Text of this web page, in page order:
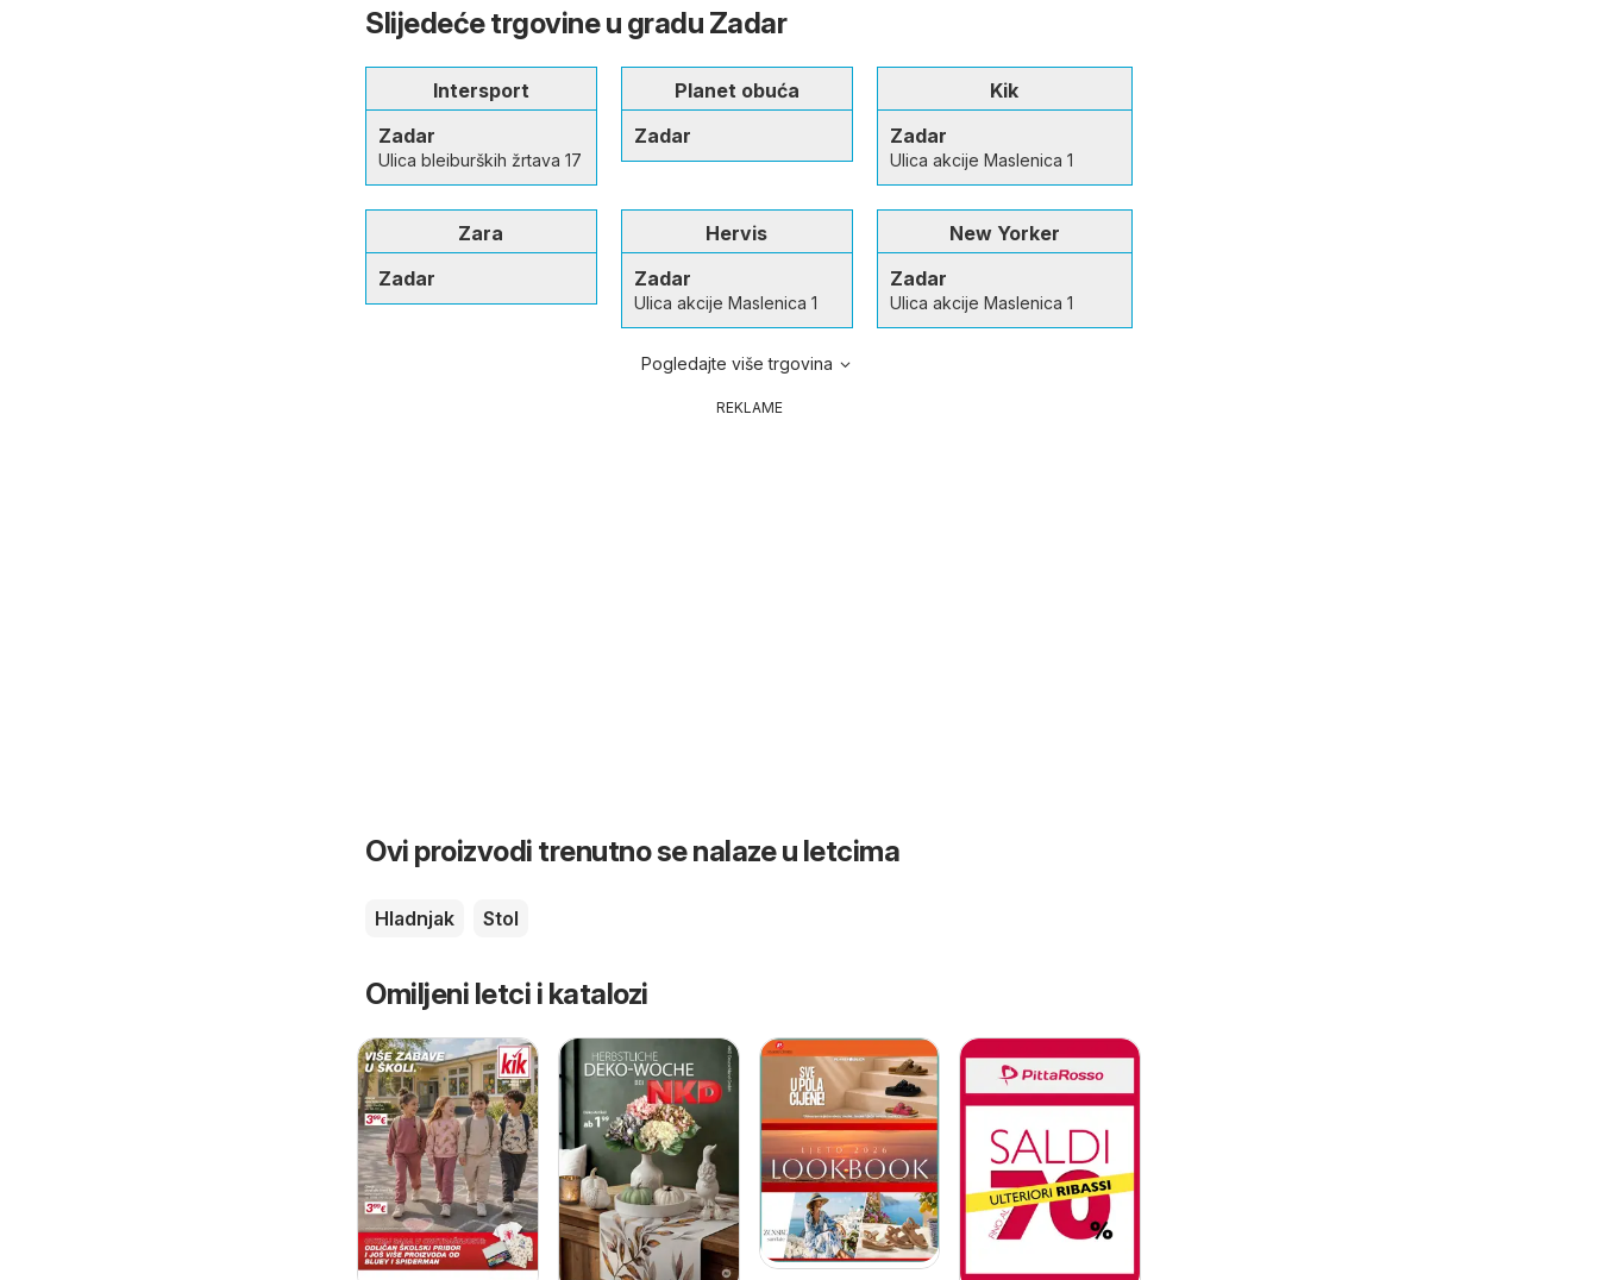
Slijedeće trgovine u gradu Zadar
Intersport
Zadar
Ulica bleiburških žrtava 17
Planet obuća
Zadar
Kik
Zadar
Ulica akcije Maslenica 1
Zara
Zadar
Hervis
Zadar
Ulica akcije Maslenica 1
New Yorker
Zadar
Ulica akcije Maslenica 1
Pogledajte više trgovina
REKLAME
Ovi proizvodi trenutno se nalaze u letcima
Hladnjak Stol
Omiljeni letci i katalozi